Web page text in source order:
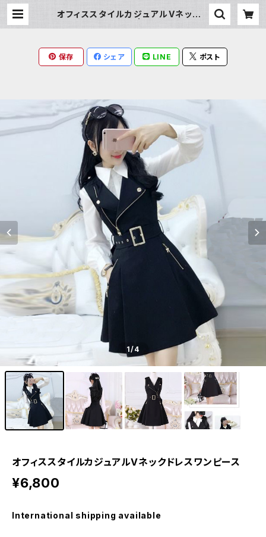
オフィススタイルカジュアルVネックド
保存 シェア LINE ポスト
1/4
オフィススタイルカジュアルVネックドレスワンピース
¥6,800
International shipping available